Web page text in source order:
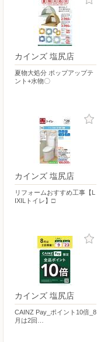
カインズ 塩尻店
夏物大処分 ポップアップテ
ント+水物〇
カインズ 塩尻店
リフォームおすすめ工事【L
IXILトイレ】□
カインズ 塩尻店
CAINZ Pay_ポイント10倍_8
月は2回…